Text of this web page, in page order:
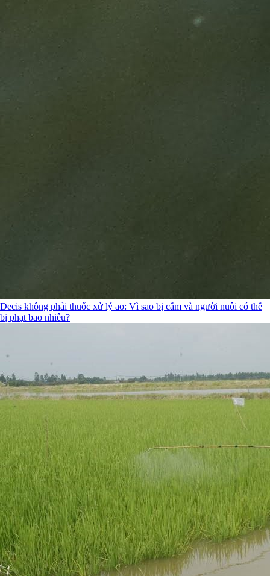
Decis không phải thuốc xử lý ao: Vì sao bị cấm và người nuôi có thể
bị phạt bao nhiêu?